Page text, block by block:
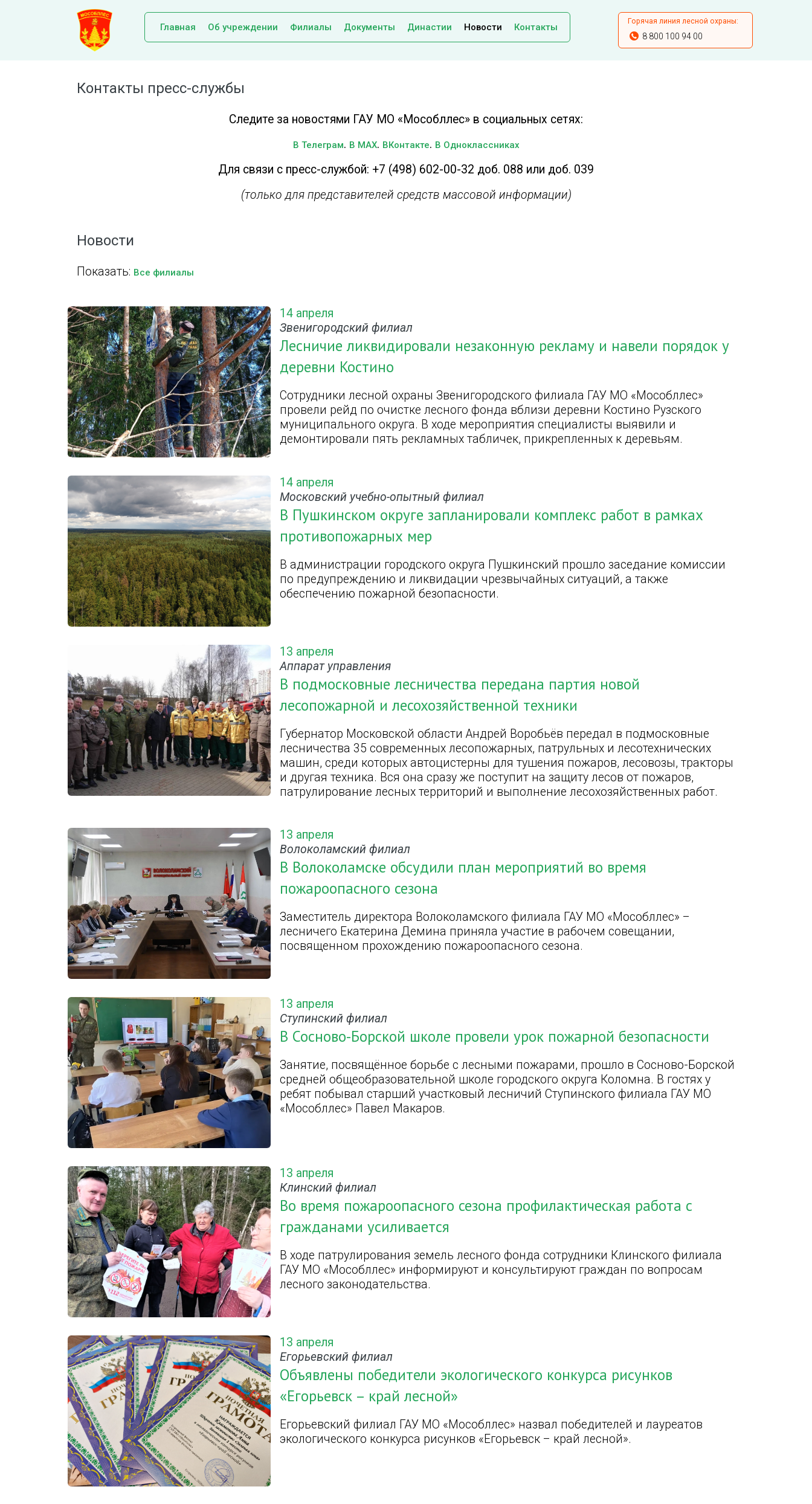
Главная Об учреждении Филиалы Документы Династии Новости Контакты
Горячая линия лесной охраны:
8 800 100 94 00
Контакты пресс-службы
Следите за новостями ГАУ МО «Мособллес» в социальных сетях:
В Телеграм. В MAX. ВКонтакте. В Одноклассниках
Для связи с пресс-службой: +7 (498) 602-00-32 доб. 088 или доб. 039
(только для представителей средств массовой информации)
Новости
Показать: Все филиалы
14 апреля
Звенигородский филиал
Лесничие ликвидировали незаконную рекламу и навели порядок у
деревни Костино
Сотрудники лесной охраны Звенигородского филиала ГАУ МО «Мособллес»
провели рейд по очистке лесного фонда вблизи деревни Костино Рузского
муниципального округа. В ходе мероприятия специалисты выявили и
демонтировали пять рекламных табличек, прикрепленных к деревьям.
14 апреля
Московский учебно-опытный филиал
В Пушкинском округе запланировали комплекс работ в рамках
противопожарных мер
В администрации городского округа Пушкинский прошло заседание комиссии
по предупреждению и ликвидации чрезвычайных ситуаций, а также
обеспечению пожарной безопасности.
13 апреля
Аппарат управления
В подмосковные лесничества передана партия новой
лесопожарной и лесохозяйственной техники
Губернатор Московской области Андрей Воробьёв передал в подмосковные
лесничества 35 современных лесопожарных, патрульных и лесотехнических
машин, среди которых автоцистерны для тушения пожаров, лесовозы, тракторы
и другая техника. Вся она сразу же поступит на защиту лесов от пожаров,
патрулирование лесных территорий и выполнение лесохозяйственных работ.
13 апреля
Волоколамский филиал
В Волоколамске обсудили план мероприятий во время
пожароопасного сезона
Заместитель директора Волоколамского филиала ГАУ МО «Мособллес» –
лесничего Екатерина Демина приняла участие в рабочем совещании,
посвященном прохождению пожароопасного сезона.
13 апреля
Ступинский филиал
В Сосново-Борской школе провели урок пожарной безопасности
Занятие, посвящённое борьбе с лесными пожарами, прошло в Сосново-Борской
средней общеобразовательной школе городского округа Коломна. В гостях у
ребят побывал старший участковый лесничий Ступинского филиала ГАУ МО
«Мособллес» Павел Макаров.
13 апреля
Клинский филиал
Во время пожароопасного сезона профилактическая работа с
гражданами усиливается
В ходе патрулирования земель лесного фонда сотрудники Клинского филиала
ГАУ МО «Мособллес» информируют и консультируют граждан по вопросам
лесного законодательства.
13 апреля
Егорьевский филиал
Объявлены победители экологического конкурса рисунков
«Егорьевск – край лесной»
Егорьевский филиал ГАУ МО «Мособллес» назвал победителей и лауреатов
экологического конкурса рисунков «Егорьевск – край лесной».